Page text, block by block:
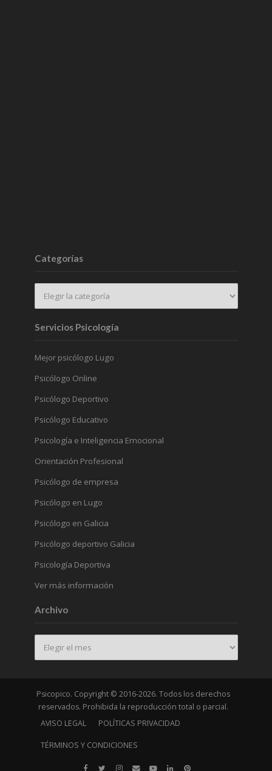
Categorías
Servicios Psicología
Mejor psicólogo Lugo
Psicólogo Online
Psicólogo Deportivo
Psicólogo Educativo
Psicología e Inteligencia Emocional
Orientación Profesional
Psicólogo de empresa
Psicólogo en Lugo
Psicólogo en Galicia
Psicólogo deportivo Galicia
Psicología Deportiva
Ver más información
Archivo
Archivo
Psicopico. Copyright © 2016-2026. Todos los derechos
reservados. Prohibida la reproducción total o parcial.
AVISO LEGAL
POLÍTICAS PRIVACIDAD
TÉRMINOS Y CONDICIONES